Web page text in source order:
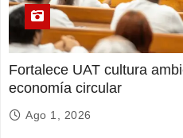
Fortalece UAT cultura
economía circular
Ago 1, 2026